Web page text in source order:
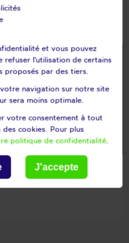
search
et vous pouvez
refuser l'utilisation de certains
proposés par des tiers.
navigation sur notre site
sera moins optimale.
votre consentement à tout
cookies. Pour plus
politique de confidentialité.
J'accepte